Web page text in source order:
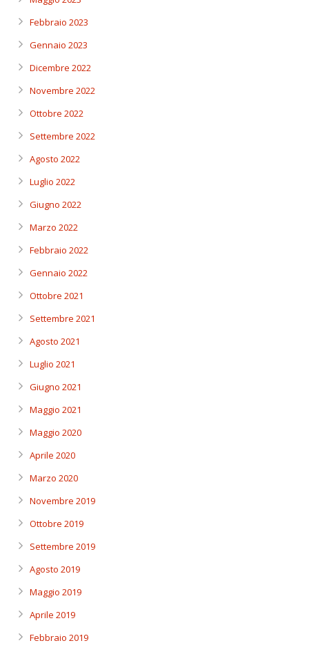
Febbraio 2023
Gennaio 2023
Dicembre 2022
Novembre 2022
Ottobre 2022
Settembre 2022
Agosto 2022
Luglio 2022
Giugno 2022
Marzo 2022
Febbraio 2022
Gennaio 2022
Ottobre 2021
Settembre 2021
Agosto 2021
Luglio 2021
Giugno 2021
Maggio 2021
Maggio 2020
Aprile 2020
Marzo 2020
Novembre 2019
Ottobre 2019
Settembre 2019
Agosto 2019
Maggio 2019
Aprile 2019
Febbraio 2019